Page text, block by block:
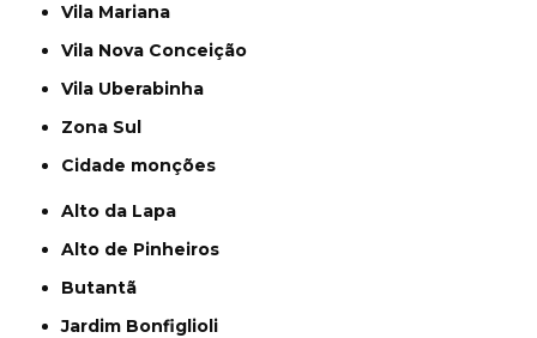
Vila Mariana
Vila Nova Conceição
Vila Uberabinha
Zona Sul
cidade monções
Alto da Lapa
Alto de Pinheiros
Butantã
Jardim Bonfiglioli